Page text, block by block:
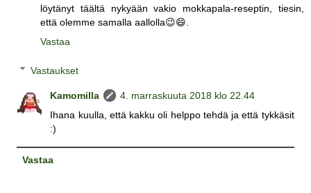
löytänyt täältä nykyään vakio mokkapala-reseptin, tiesin,
että olemme samalla aallolla😉😄.
Vastaa
Vastaukset
Kamomilla
4. marraskuuta 2018 klo 22.44
Ihana kuulla, että kakku oli helppo tehdä ja että tykkäsit
:)
Vastaa